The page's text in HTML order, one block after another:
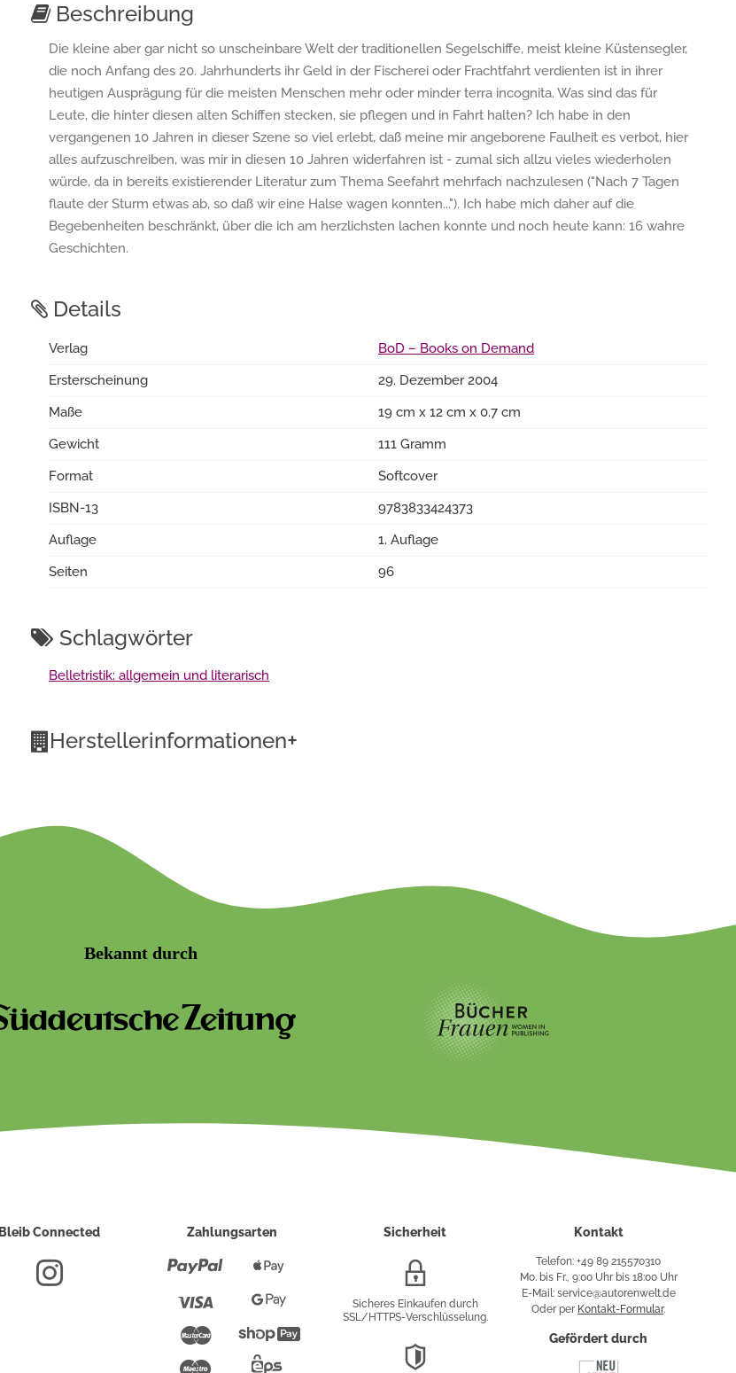
Beschreibung
Die kleine aber gar nicht so unscheinbare Welt der traditionellen Segelschiffe, meist kleine Küstensegler,
die noch Anfang des 20. Jahrhunderts ihr Geld in der Fischerei oder Frachtfahrt verdienten ist in ihrer
heutigen Ausprägung für die meisten Menschen mehr oder minder terra incognita. Was sind das für
Leute, die hinter diesen alten Schiffen stecken, sie pflegen und in Fahrt halten? Ich habe in den
vergangenen 10 Jahren in dieser Szene so viel erlebt, daß meine mir angeborene Faulheit es verbot, hier
alles aufzuschreiben, was mir in diesen 10 Jahren widerfahren ist - zumal sich allzu vieles wiederholen
würde, da in bereits existierender Literatur zum Thema Seefahrt mehrfach nachzulesen ("Nach 7 Tagen
flaute der Sturm etwas ab, so daß wir eine Halse wagen konnten..."). Ich habe mich daher auf die
Begebenheiten beschränkt, über die ich am herzlichsten lachen konnte und noch heute kann: 16 wahre
Geschichten.
Details
Verlag
BoD – Books on Demand
Ersterscheinung
29. Dezember 2004
Maße
19 cm x 12 cm x 0.7 cm
Gewicht
111 Gramm
Format
Softcover
ISBN-13
9783833424373
Auflage
1. Auflage
Seiten
96
Schlagwörter
Belletristik: allgemein und literarisch
Herstellerinformationen+
Bekannt durch
Bleib Connected Zahlungsarten
Paypal
Mastercard
Maestro
Pay
PayShopify
Sicherheit
Verschlüsselung
Sicheres Einkaufen durch
SSL/HTTPS-Verschlüsselung.
Kontakt
Telefon: +49 89 215570310
Mo. bis Fr., 9:00 Uhr bis 18:00 Uhr
E-Mail: service@autorenwelt.de
Oder per Kontakt-Formular.
Gefördert durch